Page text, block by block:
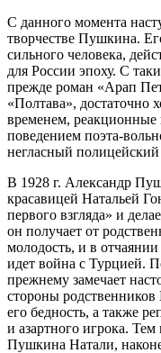
С данного момента
творчестве Пушкина.
сильного человека,
для России эпоху. С
прежде роман «Арап
«Полтава», достаточно
временем,
поведением поэта-
негласный полицейский
В 1928 г. Александр
красавицей Натальей
первого взгляда» и
он получает от
молодость, и в
идет война с Турцией.
прежнему замечает
стороны родственников
его бедность, а также
и азартного игрока.
Пушкина Натали,